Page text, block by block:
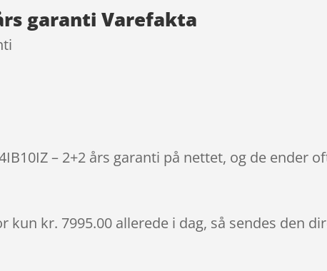
garanti Varefakta
– 2+2 års garanti på nettet, og de ender
kun kr. 7995.00 allerede i dag, så sendes den